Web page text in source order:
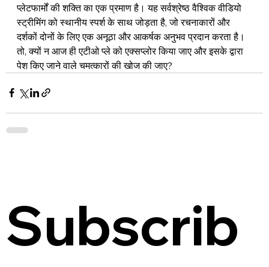
प्लेटफार्मों की शक्ति का एक प्रमाण है। यह सर्वश्रेष्ठ वैश्विक वीडियो
स्ट्रीमिंग को स्थानीय स्पर्श के साथ जोड़ता है, जो रचनाकारों और
दर्शकों दोनों के लिए एक अनूठा और आकर्षक अनुभव प्रदान करता है।
तो, क्यों न आज ही एटीओ प्ले को एक्सप्लोर किया जाए और इसके द्वारा
पेश किए जाने वाले चमत्कारों की खोज की जाए?
Subscrib